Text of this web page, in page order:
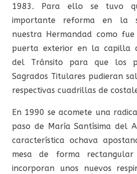
1983. Para ello se tuvo
importante reforma en la
nuestra Hermandad como
puerta exterior en la capilla
del Tránsito para que los
Sagrados Titulares pudieran
respectivas cuadrillas de
En 1990 se acomete una
paso de María Santísima del
característica ochava
mesa de forma
incorporan unos nuevos